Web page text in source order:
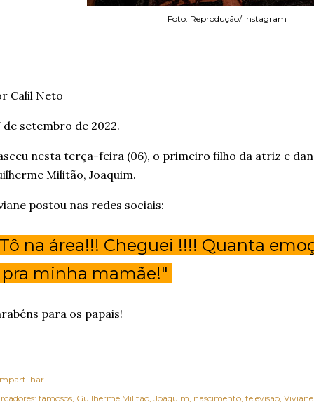
Foto: Reprodução/ Instagram
Calil Neto
de setembro de 2022.
nesta terça-feira (06), o primeiro filho da atriz e
Militão, Joaquim.
postou nas redes sociais:
na área!!! Cheguei !!!! Quanta
minha mamãe!"
para os papais!
famosos Guilherme Militão Joaquim nascimento televisão